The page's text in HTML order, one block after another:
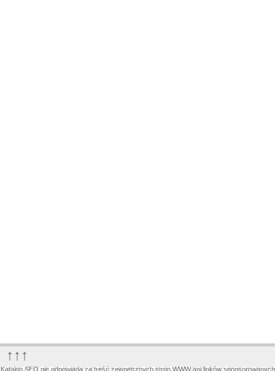
↑↑↑
Katalog SEO nie odpowiada za treść zewnętrznych stron WWW ani linków sponsorowanych